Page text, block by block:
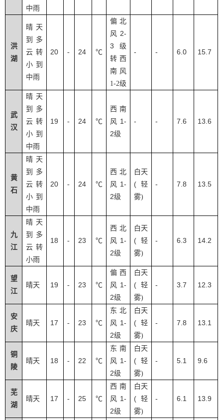
中雨
洪
湖
晴天
到多
云转
小到
中雨
20 - 24 ℃
偏北
风 2-
3 级
转西
南风
1-2级
- - 6.0 15.7
武
汉
晴天
到多
云转
小到
中雨
19 - 24 ℃
西南
风 1-
2级
- - 7.6 13.6
黄
石
晴天
到多
云转
小到
中雨
20 - 24 ℃
西北
风 1-
2级
白天
( 轻
雾)
- 7.8 13.5
九
江
晴天
到多
云转
小雨
18 - 23 ℃
西北
风 1-
2级
白天
( 轻
雾)
- 6.3 14.2
望
江
晴天 19 - 23 ℃
偏西
风 1-
2级
白天
( 轻
雾)
- 3.7 12.3
安
庆
晴天 17 - 23 ℃
东北
风 1-
2级
白天
( 轻
雾)
- 7.8 13.1
铜
陵
晴天 18 - 22 ℃
东南
风 1-
2级
白天
( 轻
雾)
- 5.1 9.6
芜
湖
晴天 17 - 25 ℃
西南
风 1-
2级
白天
( 轻
雾)
- 6.1 13.9